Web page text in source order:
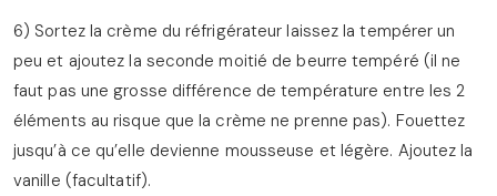
6) Sortez la crème du réfrigérateur laissez la tempérer un
peu et ajoutez la seconde moitié de beurre tempéré (il ne
faut pas une grosse différence de température entre les 2
éléments au risque que la crème ne prenne pas). Fouettez
jusqu’à ce qu’elle devienne mousseuse et légère. Ajoutez la
vanille (facultatif).